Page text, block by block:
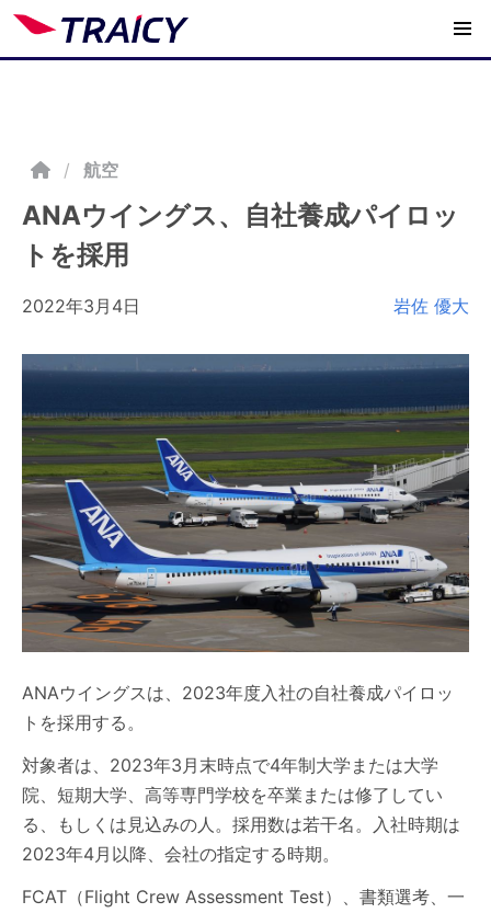
/ 航空
ANAウイングス、自社養成パイロッ
トを採用
2022年3月4日 岩佐 優大
ANAウイングスは、2023年度入社の自社養成パイロッ
トを採用する。
対象者は、2023年3月末時点で4年制大学または大学
院、短期大学、高等専門学校を卒業または修了してい
る、もしくは見込みの人。採用数は若干名。入社時期は
2023年4月以降、会社の指定する時期。
FCAT（Flight Crew Assessment Test）、書類選考、一